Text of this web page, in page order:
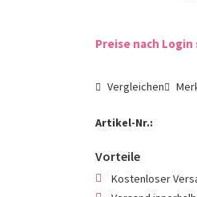
Preise nach
Vergleichen
Artikel-Nr.:
Vorteile
Kostenloser